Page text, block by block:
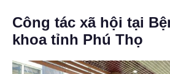
Công tác xã hội tại
khoa tỉnh Phú Thọ